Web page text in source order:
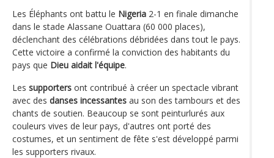
Les Éléphants ont battu le Nigeria 2-1 en finale dimanche
dans le stade Alassane Ouattara (60 000 places),
déclenchant des célébrations débridées dans tout le pays.
Cette victoire a confirmé la conviction des habitants du
pays que Dieu aidait l'équipe.
Les supporters ont contribué à créer un spectacle vibrant
avec des danses incessantes au son des tambours et des
chants de soutien. Beaucoup se sont peinturlurés aux
couleurs vives de leur pays, d'autres ont porté des
costumes, et un sentiment de fête s'est développé parmi
les supporters rivaux.